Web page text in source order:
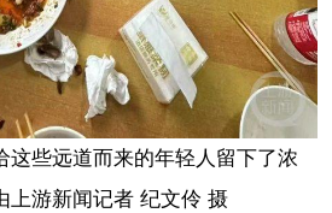
这些远道而来的年轻人留下了浓
上游新闻记者 纪文伶 摄